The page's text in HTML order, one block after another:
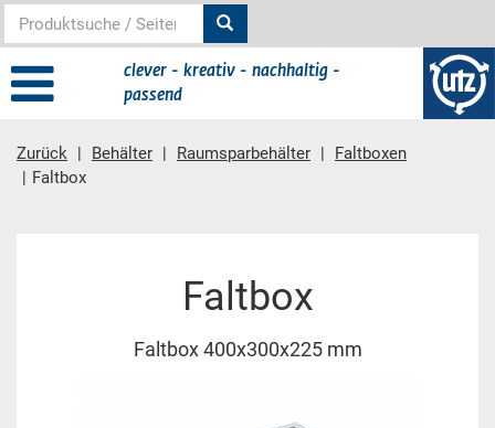
clever - kreativ - nachhaltig -
passend
Zurück Behälter Raumsparbehälter
Faltboxen
Faltbox
Faltbox
Faltbox 400x300x225 mm